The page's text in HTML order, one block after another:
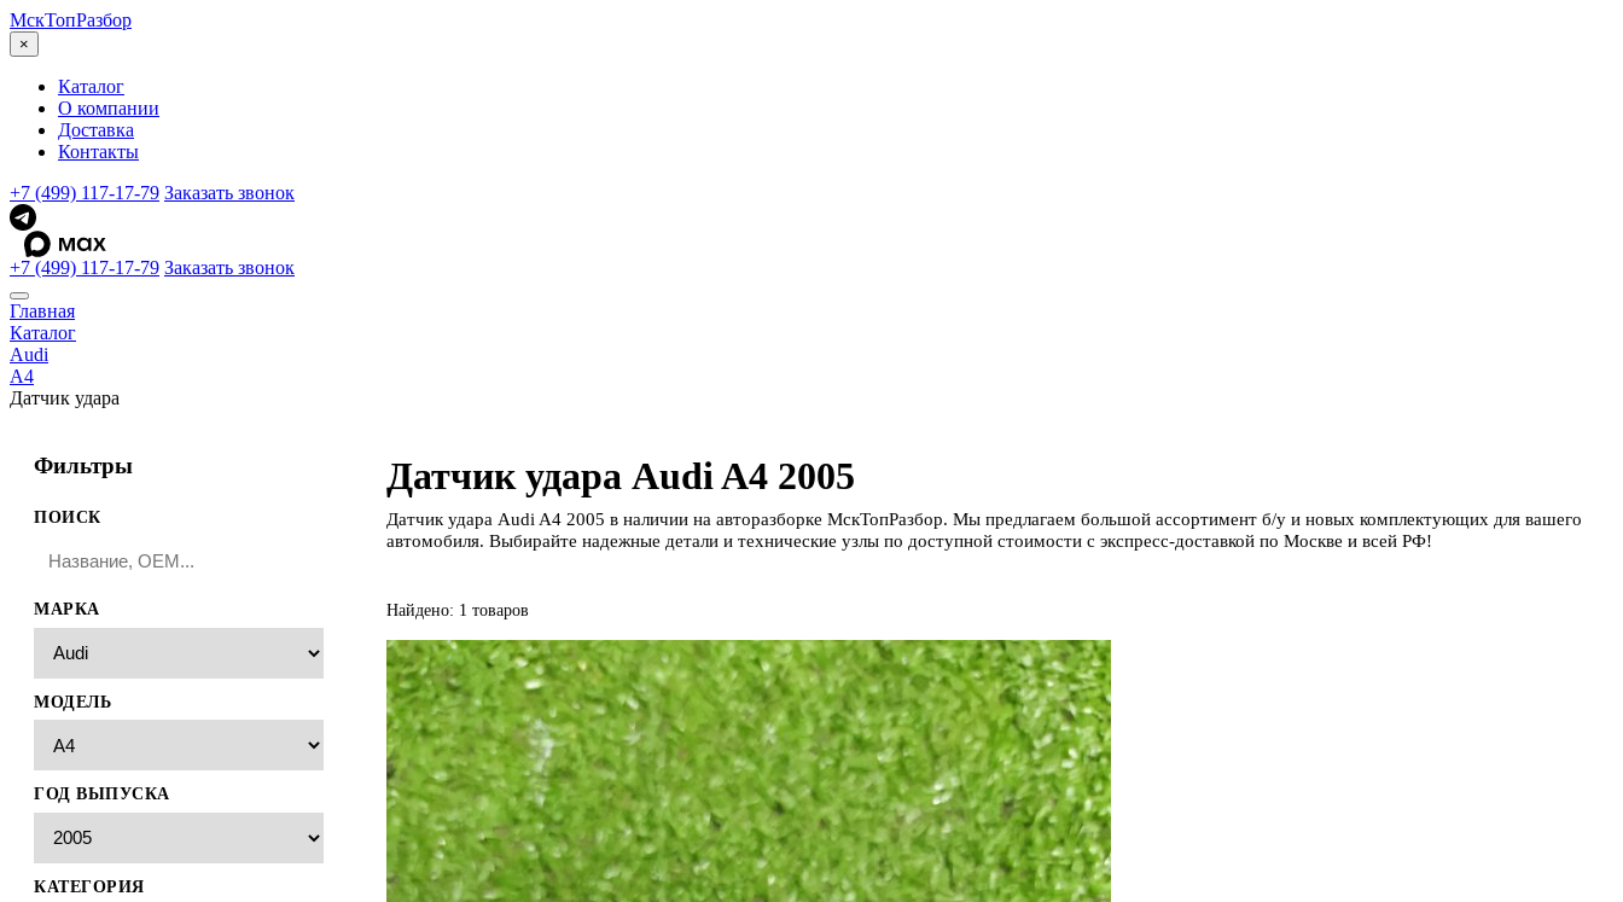
МскТопРазбор
×
Каталог
О компании
Доставка
Контакты
+7 (499) 117-17-79 Заказать звонок
+7 (499) 117-17-79 Заказать звонок
Главная
Каталог
Audi
A4
Датчик удара
Фильтры
ПОИСК
МАРКА
МОДЕЛЬ
ГОД ВЫПУСКА
КАТЕГОРИЯ
Датчик удара Audi A4 2005
Датчик удара Audi A4 2005 в наличии на авторазборке МскТопРазбор. Мы предлагаем большой ассортимент б/у и новых комплектующих для вашего
автомобиля. Выбирайте надежные детали и технические узлы по доступной стоимости с экспресс-доставкой по Москве и всей РФ!
Найдено: 1 товаров